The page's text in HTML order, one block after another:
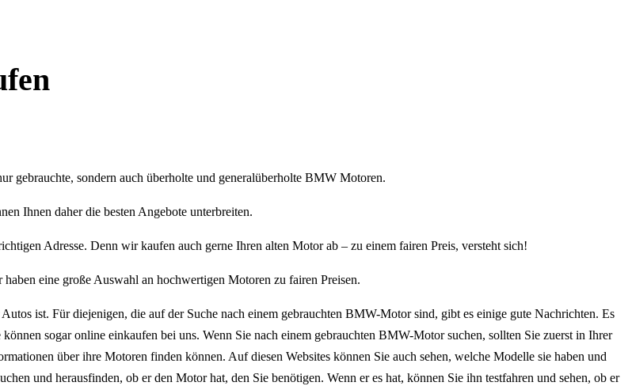
gebrauchte, sondern auch überholte und generalüberholte BMW Motoren.
Ihnen daher die besten Angebote unterbreiten.
Adresse. Denn wir kaufen auch gerne Ihren alten Motor ab – zu einem fairen Preis, versteht sich!
eine große Auswahl an hochwertigen Motoren zu fairen Preisen.
ist. Für diejenigen, die auf der Suche nach einem gebrauchten BMW-Motor sind, gibt es einige gute Nachrichten. Es
sogar online einkaufen bei uns. Wenn Sie nach einem gebrauchten BMW-Motor suchen, sollten Sie zuerst in Ihrer
über ihre Motoren finden können. Auf diesen Websites können Sie auch sehen, welche Modelle sie haben und
und herausfinden, ob er den Motor hat, den Sie benötigen. Wenn er es hat, können Sie ihn testfahren und sehen, ob er